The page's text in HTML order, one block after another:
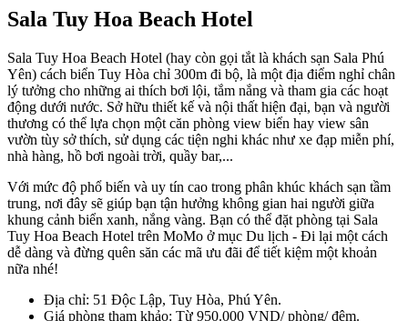
Sala Tuy Hoa Beach Hotel
Sala Tuy Hoa Beach Hotel (hay còn gọi tắt là khách sạn Sala Phú
Yên) cách biển Tuy Hòa chỉ 300m đi bộ, là một địa điểm nghỉ chân
lý tưởng cho những ai thích bơi lội, tắm nắng và tham gia các hoạt
động dưới nước. Sở hữu thiết kế và nội thất hiện đại, bạn và người
thương có thể lựa chọn một căn phòng view biển hay view sân
vườn tùy sở thích, sử dụng các tiện nghi khác như xe đạp miễn phí,
nhà hàng, hồ bơi ngoài trời, quầy bar,...
Với mức độ phổ biến và uy tín cao trong phân khúc khách sạn tầm
trung, nơi đây sẽ giúp bạn tận hưởng không gian hai người giữa
khung cảnh biển xanh, nắng vàng. Bạn có thể đặt phòng tại Sala
Tuy Hoa Beach Hotel trên MoMo ở mục Du lịch - Đi lại một cách
dễ dàng và đừng quên săn các mã ưu đãi để tiết kiệm một khoản
nữa nhé!
Địa chỉ: 51 Độc Lập, Tuy Hòa, Phú Yên.
Giá phòng tham khảo: Từ 950.000 VND/ phòng/ đêm.